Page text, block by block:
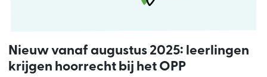
Nieuw vanaf augustus 2025: leerlingen
krijgen hoorrecht bij het OPP